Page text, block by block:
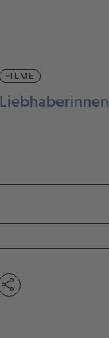
FILME
Liebhaberinnen